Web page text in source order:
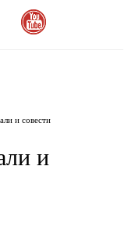
и совести
и